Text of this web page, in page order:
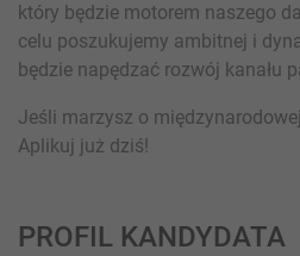
który będzie motorem naszego
celu poszukujemy ambitnej i
będzie napędzać rozwój kanału
Jeśli marzysz o
Aplikuj już dziś!
PROFIL KANDYDATA